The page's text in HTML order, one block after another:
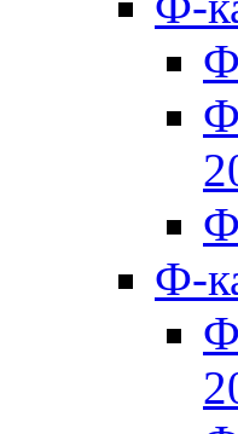
Ф-